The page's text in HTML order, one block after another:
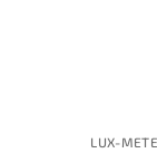
LUX-